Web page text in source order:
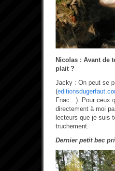
Nicolas : Avant de
plait ?
Jacky : On peut se
(
Fnac…). Pour ceux
directement à moi
lecteurs que je suis
truchement.
Dernier petit bec